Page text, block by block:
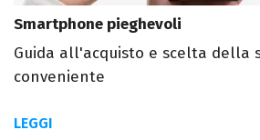
Smartphone pieghevoli
Guida all'acquisto e scelta della
conveniente
LEGGI